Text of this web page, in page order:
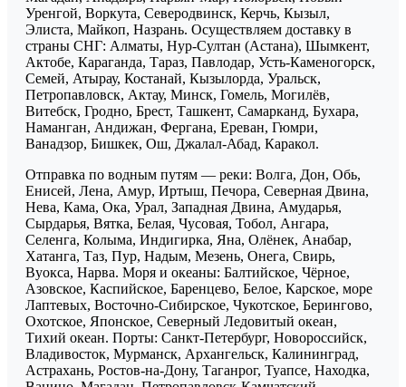
Уренгой, Воркута, Северодвинск, Керчь, Кызыл,
Элиста, Майкоп, Назрань. Осуществляем доставку в
страны СНГ: Алматы, Нур-Султан (Астана), Шымкент,
Актобе, Караганда, Тараз, Павлодар, Усть-Каменогорск,
Семей, Атырау, Костанай, Кызылорда, Уральск,
Петропавловск, Актау, Минск, Гомель, Могилёв,
Витебск, Гродно, Брест, Ташкент, Самарканд, Бухара,
Наманган, Андижан, Фергана, Ереван, Гюмри,
Ванадзор, Бишкек, Ош, Джалал-Абад, Каракол.
Отправка по водным путям — реки: Волга, Дон, Обь,
Енисей, Лена, Амур, Иртыш, Печора, Северная Двина,
Нева, Кама, Ока, Урал, Западная Двина, Амударья,
Сырдарья, Вятка, Белая, Чусовая, Тобол, Ангара,
Селенга, Колыма, Индигирка, Яна, Олёнек, Анабар,
Хатанга, Таз, Пур, Надым, Мезень, Онега, Свирь,
Вуокса, Нарва. Моря и океаны: Балтийское, Чёрное,
Азовское, Каспийское, Баренцево, Белое, Карское, море
Лаптевых, Восточно-Сибирское, Чукотское, Берингово,
Охотское, Японское, Северный Ледовитый океан,
Тихий океан. Порты: Санкт-Петербург, Новороссийск,
Владивосток, Мурманск, Архангельск, Калининград,
Астрахань, Ростов-на-Дону, Таганрог, Туапсе, Находка,